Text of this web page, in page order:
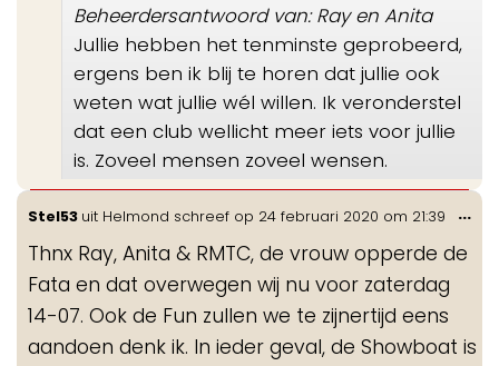
Beheerdersantwoord van: Ray en Anita
Jullie hebben het tenminste geprobeerd,
ergens ben ik blij te horen dat jullie ook
weten wat jullie wél willen. Ik veronderstel
dat een club wellicht meer iets voor jullie
is. Zoveel mensen zoveel wensen.
Stel53 uit Helmond schreef op 24 februari 2020 om 21:39
Thnx Ray, Anita & RMTC, de vrouw opperde de
Fata en dat overwegen wij nu voor zaterdag
14-07. Ook de Fun zullen we te zijnertijd eens
aandoen denk ik. In ieder geval, de Showboat is
...